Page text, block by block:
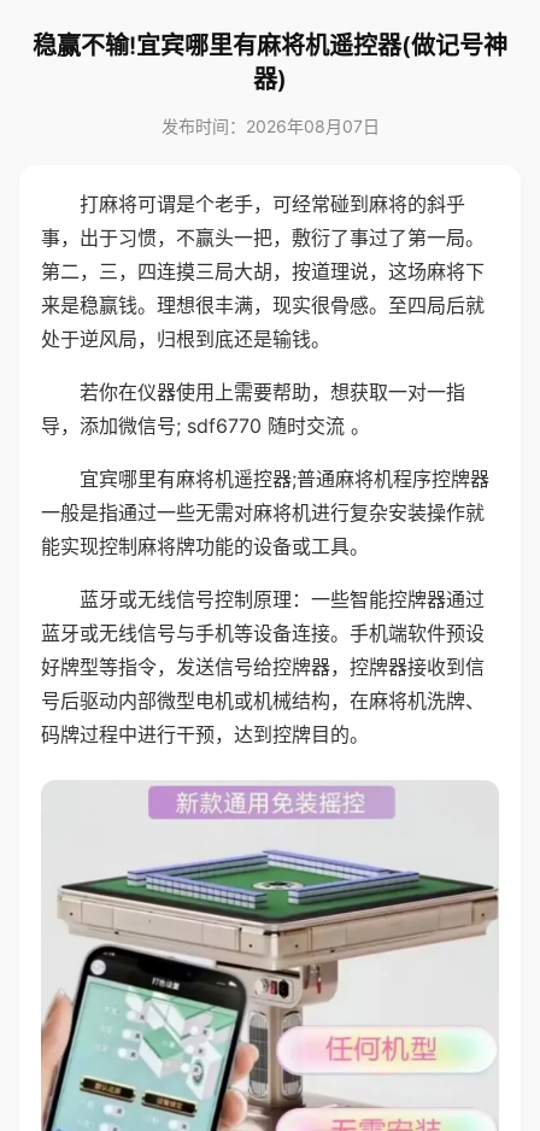
稳赢不输!宜宾哪里有麻将机遥控器(做记号神
器)
发布时间：2026年08月07日
打麻将可谓是个老手，可经常碰到麻将的斜乎
事，出于习惯，不赢头一把，敷衍了事过了第一局。
第二，三，四连摸三局大胡，按道理说，这场麻将下
来是稳赢钱。理想很丰满，现实很骨感。至四局后就
处于逆风局，归根到底还是输钱。
若你在仪器使用上需要帮助，想获取一对一指
导，添加微信号; sdf6770 随时交流 。
宜宾哪里有麻将机遥控器;普通麻将机程序控牌器
一般是指通过一些无需对麻将机进行复杂安装操作就
能实现控制麻将牌功能的设备或工具。
蓝牙或无线信号控制原理：一些智能控牌器通过
蓝牙或无线信号与手机等设备连接。手机端软件预设
好牌型等指令，发送信号给控牌器，控牌器接收到信
号后驱动内部微型电机或机械结构，在麻将机洗牌、
码牌过程中进行干预，达到控牌目的。